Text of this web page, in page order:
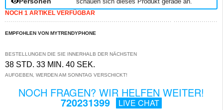
NOCH 1 ARTIKEL VERFÜGBAR
EMPFOHLEN VON MYTRENDYPHONE
BESTELLUNGEN DIE SIE INNERHALB DER NÄCHSTEN
38 STD. 33 MIN. 40 SEK.
AUFGEBEN, WERDEN AM SONNTAG VERSCHICKT!
NOCH FRAGEN? WIR HELFEN WEITER!
720231399 LIVE CHAT